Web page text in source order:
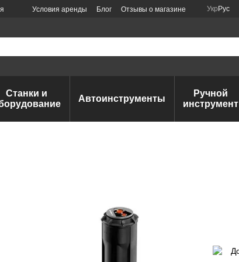
Условия аренды Блог Отзывы о магазине Укр Рус
Станки и
Автоинструменты
Ручной
инструмент